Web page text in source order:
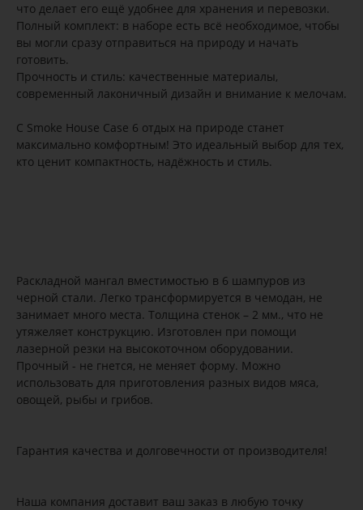
что делает его ещё удобнее для хранения и перевозки.
Полный комплект: в наборе есть всё необходимое, чтобы
вы могли сразу отправиться на природу и начать
готовить.
Прочность и стиль: качественные материалы,
современный лаконичный дизайн и внимание к мелочам.
С Smoke House Case 6 отдых на природе станет
максимально комфортным! Это идеальный выбор для тех,
кто ценит компактность, надёжность и стиль.
Раскладной мангал вместимостью в 6 шампуров из
черной стали. Легко трансформируется в чемодан, не
занимает много места. Толщина стенок – 2 мм., что не
утяжеляет конструкцию. Изготовлен при помощи
лазерной резки на высокоточном оборудовании.
Прочный - не гнется, не меняет форму. Можно
использовать для приготовления разных видов мяса,
овощей, рыбы и грибов.
Гарантия качества и долговечности от производителя!
Наша компания доставит ваш заказ в любую точку